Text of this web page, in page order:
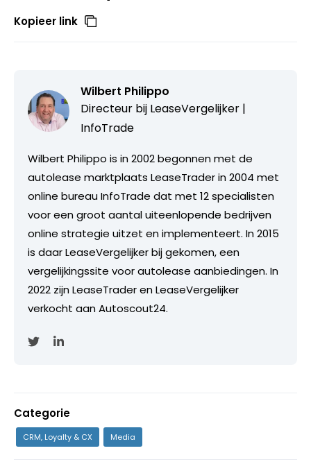
Kopieer link
Wilbert Philippo
Directeur bij LeaseVergelijker |
InfoTrade
Wilbert Philippo is in 2002 begonnen met de
autolease marktplaats LeaseTrader in 2004 met
online bureau InfoTrade dat met 12 specialisten
voor een groot aantal uiteenlopende bedrijven
online strategie uitzet en implementeert. In 2015
is daar LeaseVergelijker bij gekomen, een
vergelijkingssite voor autolease aanbiedingen. In
2022 zijn LeaseTrader en LeaseVergelijker
verkocht aan Autoscout24.
Categorie
CRM, Loyalty & CX Media